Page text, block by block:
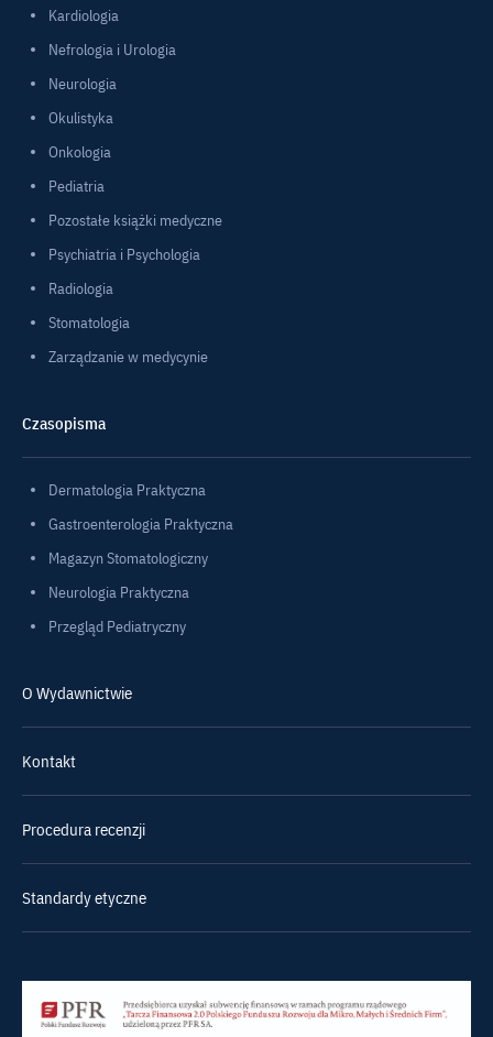
Kardiologia
Nefrologia i Urologia
Neurologia
Okulistyka
Onkologia
Pediatria
Pozostałe książki medyczne
Psychiatria i Psychologia
Radiologia
Stomatologia
Zarządzanie w medycynie
Czasopisma
Dermatologia Praktyczna
Gastroenterologia Praktyczna
Magazyn Stomatologiczny
Neurologia Praktyczna
Przegląd Pediatryczny
O Wydawnictwie
Kontakt
Procedura recenzji
Standardy etyczne